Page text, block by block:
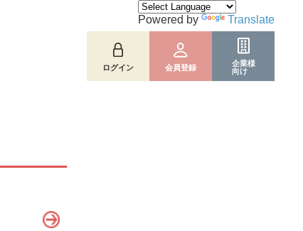
ログイン 会員登録
企業様
向け
Powered by Translate